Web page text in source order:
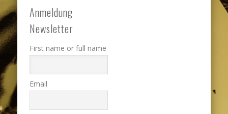
Anmeldung
Newsletter
First name or full name
Email